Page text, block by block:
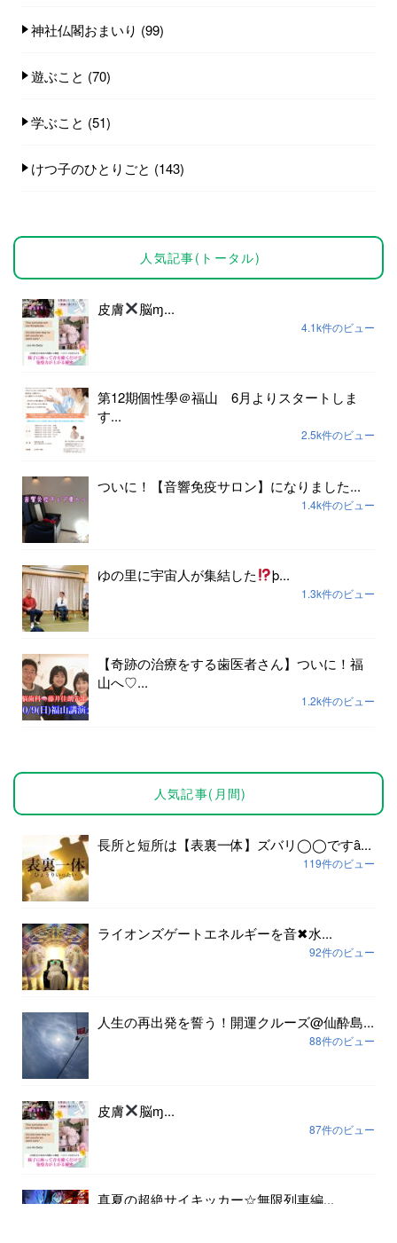
神社仏閣おまいり (99)
遊ぶこと (70)
学ぶこと (51)
けつ子のひとりごと (143)
人気記事(トータル)
皮膚 脳ɱ...
4.1k件のビュー
第12期個性學＠福山 6月よりスタートしま
す...
2.5k件のビュー
ついに！【音響免疫サロン】になりました...
1.4k件のビュー
ゆの里に宇宙人が集結した þ...
1.3k件のビュー
【奇跡の治療をする歯医者さん】ついに！福
山へ♡...
1.2k件のビュー
人気記事(月間)
長所と短所は【表裏一体】ズバリ◯◯ですȃ...
119件のビュー
ライオンズゲートエネルギーを音✖︎水...
92件のビュー
人生の再出発を誓う！開運クルーズ@仙酔島...
88件のビュー
皮膚 脳ɱ...
87件のビュー
真夏の超絶サイキッカー☆無限列車編...